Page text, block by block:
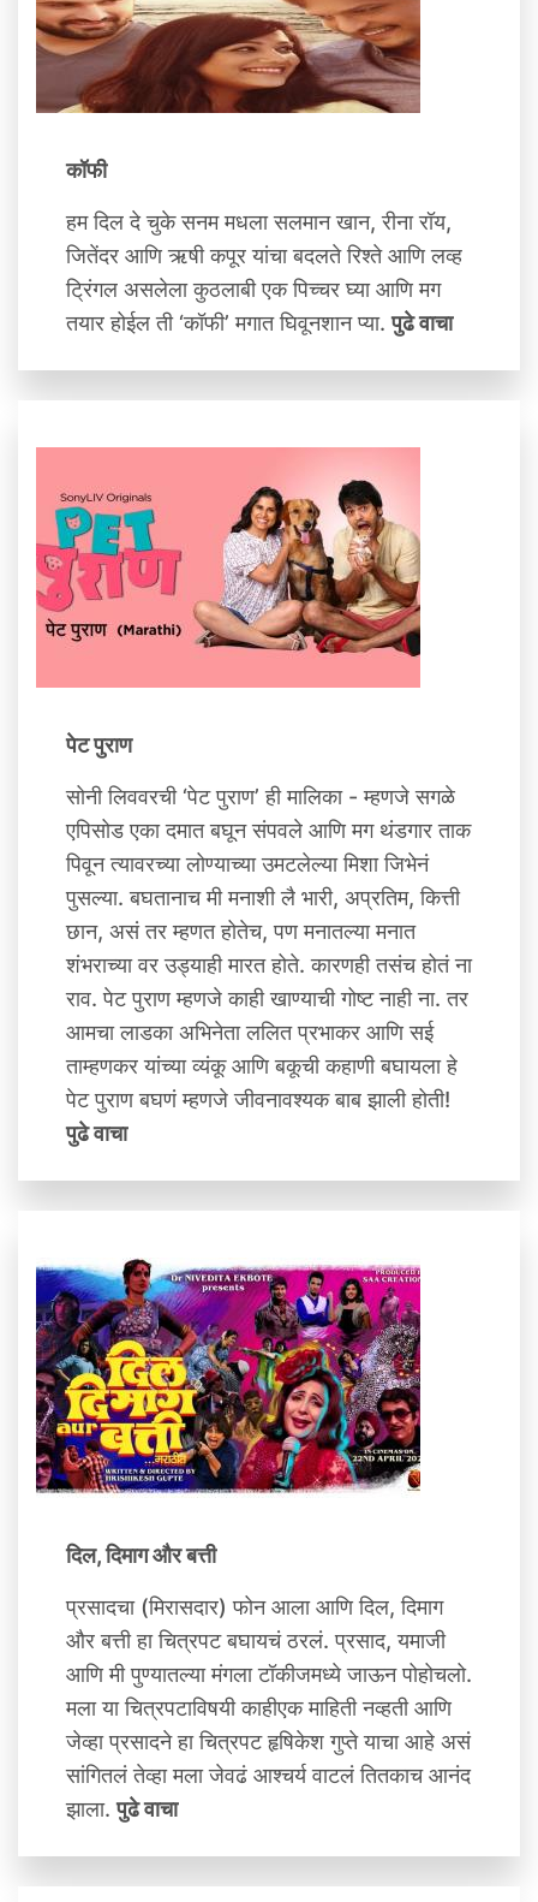
कॉफी
हम दिल दे चुके सनम मधला सलमान खान, रीना रॉय,
जितेंदर आणि ऋषी कपूर यांचा बदलते रिश्ते आणि लव्‍ह
ट्रिंगल असलेला कुठलाबी एक पिच्चर घ्या आणि मग
तयार होईल ती ‘कॉफी’ मगात घिवूनशान प्या.पुढे वाचा
पेट पुराण
सोनी लिववरची ‘पेट पुराण’ ही मालिका - म्हणजे सगळे
एपिसोड एका दमात बघून संपवले आणि मग थंडगार ताक
पिवून त्यावरच्या लोण्याच्या उमटलेल्या मिशा जिभेनं
पुसल्या. बघतानाच मी मनाशी लै भारी, अप्रतिम, कित्ती
छान, असं तर म्हणत होतेच, पण मनातल्या मनात
शंभराच्या वर उड्याही मारत होते. कारणही तसंच होतं ना
राव. पेट पुराण म्हणजे काही खाण्याची गोष्ट नाही ना. तर
आमचा लाडका अभिनेता ललित प्रभाकर आणि सई
ताम्हणकर यांच्या व्‍यंकू आणि बकूची कहाणी बघायला हे
पेट पुराण बघणं म्हणजे जीवनावश्यक बाब झाली होती!
पुढे वाचा
दिल, दिमाग और बत्ती
प्रसादचा (मिरासदार) फोन आला आणि दिल, दिमाग
और बत्ती हा चित्रपट बघायचं ठरलं. प्रसाद, यमाजी
आणि मी पुण्यातल्या मंगला टॉकीजमध्ये जाऊन पोहोचलो.
मला या चित्रपटाविषयी काहीएक माहिती नव्‍हती आणि
जेव्‍हा प्रसादने हा चित्रपट हृषिकेश गुप्ते याचा आहे असं
सांगितलं तेव्‍हा मला जेवढं आश्चर्य वाटलं तितकाच आनंद
झाला.पुढे वाचा